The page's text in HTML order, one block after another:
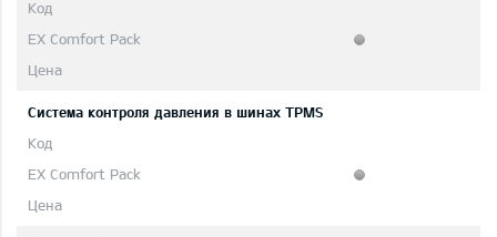
Система контроля давления в шинах TPMS